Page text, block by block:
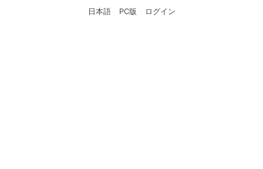
日本語 PC版 ログイン